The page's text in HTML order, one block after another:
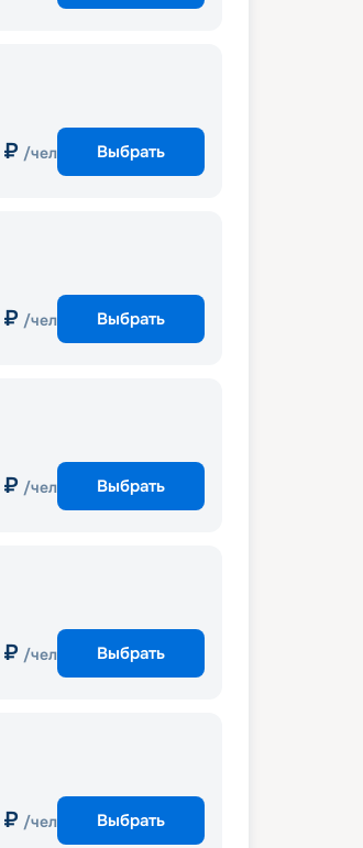
₽ /чел Выбрать
₽ /чел Выбрать
₽ /чел Выбрать
₽ /чел Выбрать
₽ /чел Выбрать